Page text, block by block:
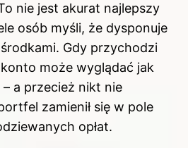
nie jest akurat najlepszy
osób myśli, że dysponuje
Gdy przychodzi
może wyglądać jak
a przecież nikt nie
zamienił się w pole
opłat.